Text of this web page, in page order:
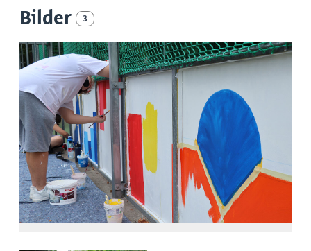
Bilder 3